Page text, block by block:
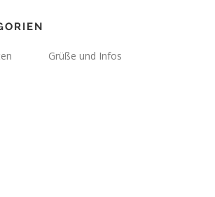
Grüße und Infos